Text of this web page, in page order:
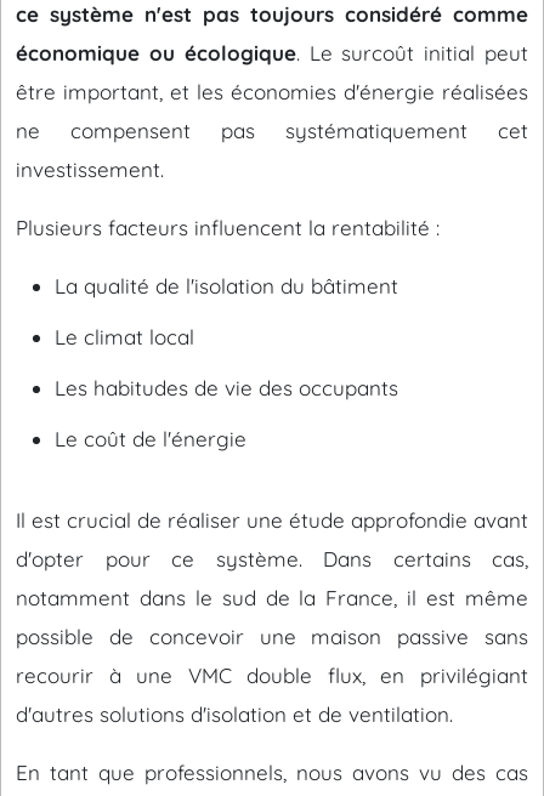
ce système n'est pas toujours considéré comme
économique ou écologique. Le surcoût initial peut
être important, et les économies d'énergie réalisées
ne compensent pas systématiquement cet
investissement.
Plusieurs facteurs influencent la rentabilité :
La qualité de l'isolation du bâtiment
Le climat local
Les habitudes de vie des occupants
Le coût de l'énergie
Il est crucial de réaliser une étude approfondie avant
d'opter pour ce système. Dans certains cas,
notamment dans le sud de la France, il est même
possible de concevoir une maison passive sans
recourir à une VMC double flux, en privilégiant
d'autres solutions d'isolation et de ventilation.
En tant que professionnels, nous avons vu des cas